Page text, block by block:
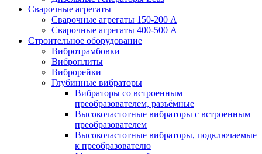
Сварочные агрегаты
Сварочные агрегаты 150-200 А
Сварочные агрегаты 400-500 А
Строительное оборудование
Вибротрамбовки
Виброплиты
Виброрейки
Глубинные вибраторы
Вибраторы со встроенным
преобразователем, разъёмные
Высокочастотные вибраторы с встроенным
преобразователем
Высокочастотные вибраторы, подключаемые
к преобразователю